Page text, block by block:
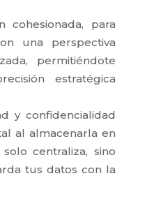
cohesionada, para
una perspectiva
permitiéndote
estratégica
y confidencialidad
al almacenarla en
centraliza, sino
tus datos con la